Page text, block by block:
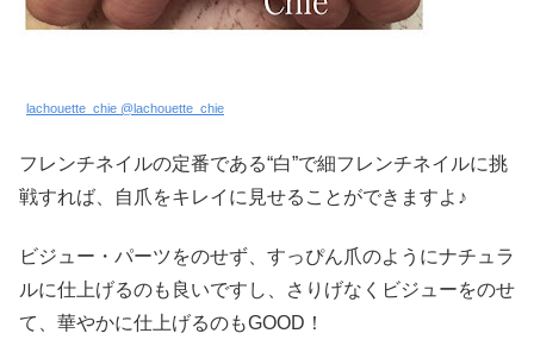
lachouette_chie @lachouette_chie
フレンチネイルの定番である“白”で細フレンチネイルに挑
戦すれば、自爪をキレイに見せることができますよ♪
ビジュー・パーツをのせず、すっぴん爪のようにナチュラ
ルに仕上げるのも良いですし、さりげなくビジューをのせ
て、華やかに仕上げるのもGOOD！